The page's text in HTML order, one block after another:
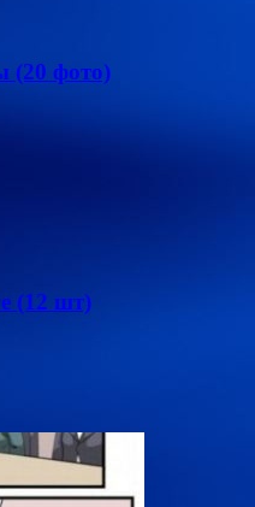
(20 фото)
(12 шт)